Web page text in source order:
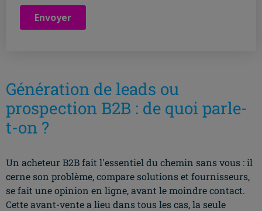
Génération de leads ou
prospection B2B : de quoi parle-
t-on ?
Un acheteur B2B fait l'essentiel du chemin sans vous : il
cerne son problème, compare solutions et fournisseurs,
se fait une opinion en ligne, avant le moindre contact.
Cette avant-vente a lieu dans tous les cas, la seule